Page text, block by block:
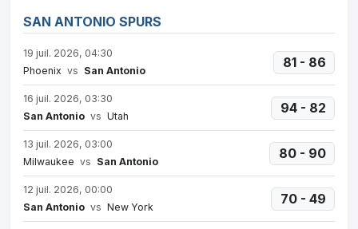
SAN ANTONIO SPURS
19 juil. 2026, 04:30
Phoenix vs San Antonio
81 - 86
16 juil. 2026, 03:30
San Antonio vs Utah
94 - 82
13 juil. 2026, 03:00
Milwaukee vs San Antonio
80 - 90
12 juil. 2026, 00:00
San Antonio vs New York
70 - 49